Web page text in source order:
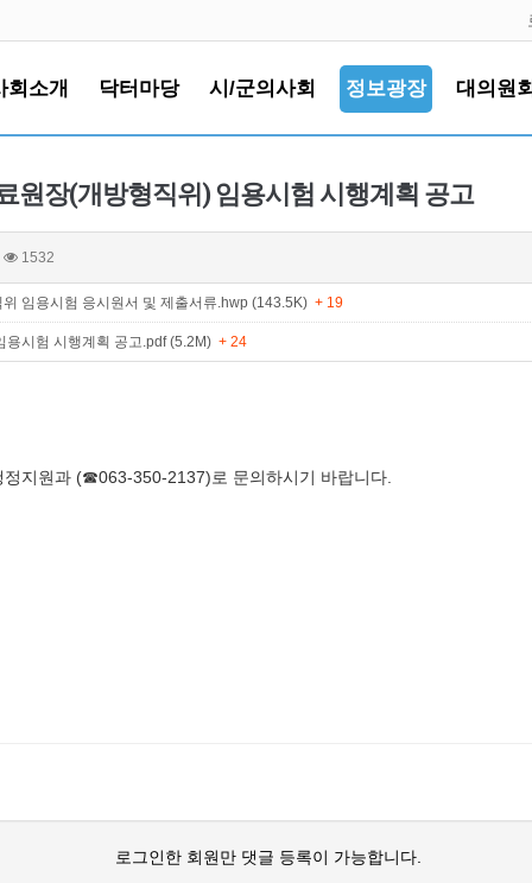
회소개 닥터마당 시/군의사회 정보광장 대의원회
원장(개방형직위) 임용시험 시행계획 공고
1532
임용시험 응시원서 및 제출서류.hwp (143.5K) + 19
시험 시행계획 공고.pdf (5.2M) + 24
지원과 (☎063-350-2137)로 문의하시기 바랍니다.
로그인한 회원만 댓글 등록이 가능합니다.